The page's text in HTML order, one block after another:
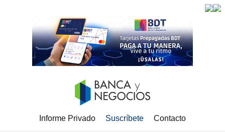
Informe Privado Suscríbete Contacto